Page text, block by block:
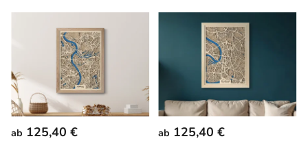
ab 125,40 € ab 125,40 €